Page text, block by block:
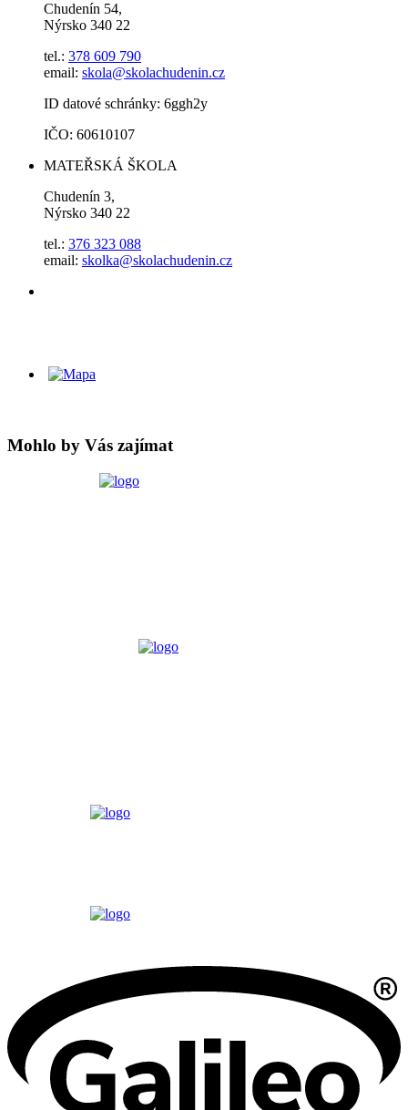
Chudenín 54,
Nýrsko 340 22
tel.: 378 609 790
email: skola@skolachudenin.cz
ID datové schránky: 6ggh2y
IČO: 60610107
MATEŘSKÁ ŠKOLA
Chudenín 3,
Nýrsko 340 22
tel.: 376 323 088
email: skolka@skolachudenin.cz
Mohlo by Vás zajímat